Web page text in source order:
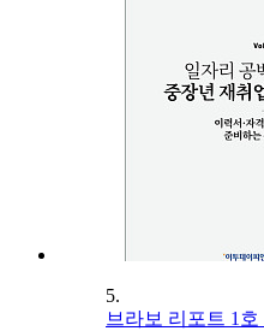
5.
브라보 리포트 1호